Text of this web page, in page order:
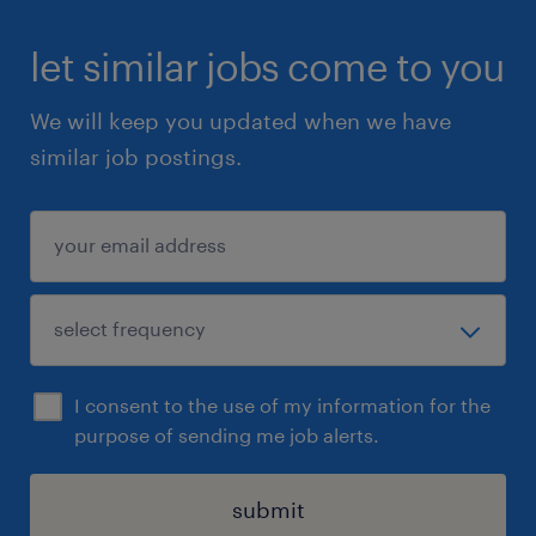
let similar jobs come to you
We will keep you updated when we have
similar job postings.
I consent to the use of my information for the
purpose of sending me job alerts.
submit